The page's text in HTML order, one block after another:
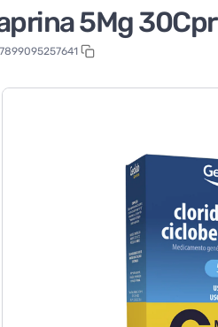
5Mg 30Cpr
7899095257641